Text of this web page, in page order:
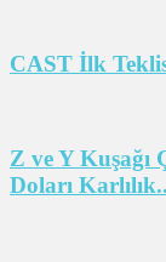
CAST İlk
Z ve Y Kuşağı
Doları